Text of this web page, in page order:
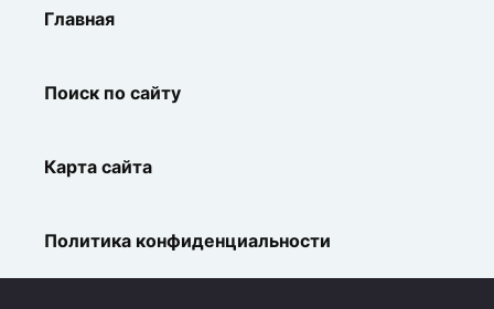
Главная
Поиск по сайту
Карта сайта
Политика конфиденциальности